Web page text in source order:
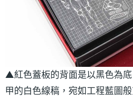
▲紅色蓋板的背面是以黑色為
甲的白色線稿，宛如工程藍圖